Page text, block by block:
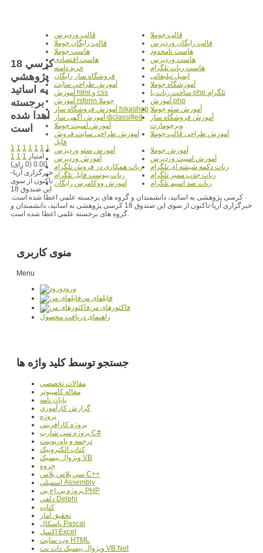
قالب جوملا
قالب وردپرس
قالب رایگان وردپرس
قالب رایگان جوملا
هاست نامحدود
هاست جوملا
هاست وردپرس
هاست اقتصادی
هاست ربات تلگرام
خرید دامنه
ایمیل تبلیغاتی
فروشگاه ساز رایگان
آموزشگاه جوملا
آموزش طراحی سایت
ساخت ربات با php تلگرام
آموزش html و css
آموزش php
آموزش rsform جوملا
آموزش سئو جوملا آموزش فروشگاه ساز hikashop
آموزش فروشگاه ساز
ویرچومارت
آموزش آگهی ساز djclassified
آموزش امنیت جوملا
آموزش طراحی قالب جوملا
آموزش طراحی سایت فروش
فایل
آموزش جوملا
آموزش سئو وردپرس
آموزش امنیت وردپرس
آموزش وردپرس
ربات دکمه شیشه ای تلگرام
ربات همکاری در فروش تلگرام
ربات جذب ممبر تلگرام
ربات پیوست فایل تلگرام
ربات ضد اسپم تلگرام
آموزش ووکامرس رایگان
18 کرسي
پژوهشي
به اساتيد
برجسته
اهدا شده
است
1 1 1 1 1 1 1
1 1 1 امتیاز
0.00 (0 رای)
خبرگزاری آریا-
تاکنون از سوی
این صندوق 18
کرسی پژوهشی به اساتید، دانشمندان و گروه های برجسته علمی اعطا شده است.
خبرگزاری آریا-تاکنون از سوی این صندوق 18 کرسی پژوهشی به اساتید، دانشمندان و
گروه های برجسته علمی اعطا شده است.
منوی کاربری
Menu
ورود
فایلهای من
فاکتورهای من
راهنمای دریافت محصول
جستجو توسط کلید واژه ها
مقالات تخصصي
مقاله کامپیوتر
پایان نامه
گزارش کارآموزي
پروژه
پروژه کارآفريني
پروژه سي شارپ C#
ترجمه و پاورپوينت
کتاب الکترونيک
ويژوال بيسيک VB
جزوه
سي پلاس پلاس C++
اسمبلي Assembly
پروژه پي اچ پي PHP
دلفي Delphi
کتاب
تحقيق آمار
پاسکال Pascal
اکسل Excel
وب سايت HTML
ويژوال بيسيک دات نت VB.Net